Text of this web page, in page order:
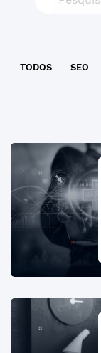
TODOS SEO